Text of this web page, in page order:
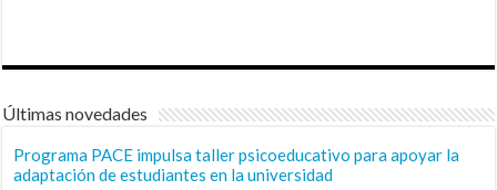
Últimas novedades
Programa PACE impulsa taller psicoeducativo para apoyar la
adaptación de estudiantes en la universidad